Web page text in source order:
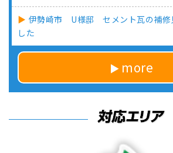
伊勢崎市 U様邸 セメント瓦の補修
した
more